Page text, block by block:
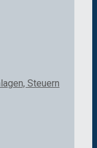
Steuern